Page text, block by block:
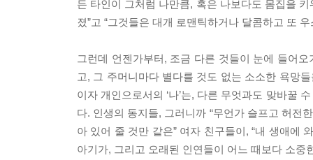
든 타인이 그처럼 나만큼, 혹은 나보다도 몸집을
졌”고 “그것들은 대개 로맨틱하거나 달콤하고 또 우
그런데 언젠가부터, 조금 다른 것들이 눈에 들어
고, 그 주머니마다 별다를 것도 없는 소소한 욕망
이자 개인으로서의 ‘나’는, 다른 무엇과도 맞바꿀
다. 인생의 동지들, 그러니까 “무언가 슬프고 허전
아 있어 줄 것만 같은” 여자 친구들이, “내 생애에
아기가, 그리고 오래된 인연들이 어느 때보다 소중